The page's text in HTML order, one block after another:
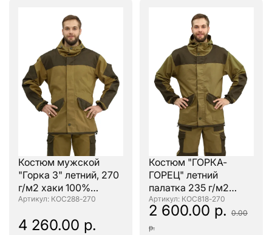
Костюм мужской
"Горка 3" летний, 270
г/м2 хаки 100%
хлопок: КОС288-270
4 260.00 р.
Костюм "ГОРКА-
ГОРЕЦ" летний
палатка 235 г/м2
100% хлопок
: КОС818-270
2 600.00 р. 0.00
р.